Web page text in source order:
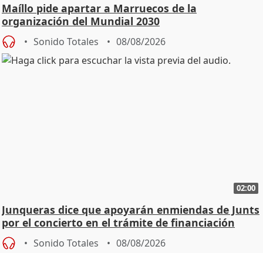
Maíllo pide apartar a Marruecos de la
organización del Mundial 2030
Sonido Totales 08/08/2026
02:00
Junqueras dice que apoyarán enmiendas de Junts
por el concierto en el trámite de financiación
Sonido Totales 08/08/2026